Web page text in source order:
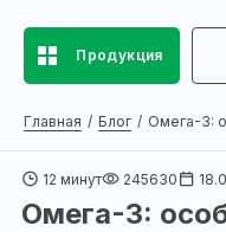
Продукция
Главная Блог Омега-3:
12 минут 245630
Омега-3: